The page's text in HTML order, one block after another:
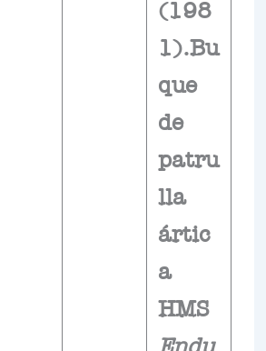
(198
1).Bu
que
de
patru
lla
ártic
a
HMS
Endu